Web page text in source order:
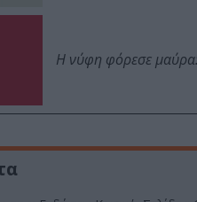
Η νύφη φόρεσε